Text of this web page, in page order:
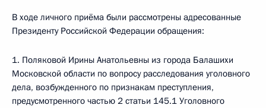
В ходе личного приёма были рассмотрены адресованные
Президенту Российской Федерации обращения:
1. Поляковой Ирины Анатольевны из города Балашихи
Московской области по вопросу расследования уголовного
дела, возбужденного по признакам преступления,
предусмотренного частью 2 статьи 145.1 Уголовного